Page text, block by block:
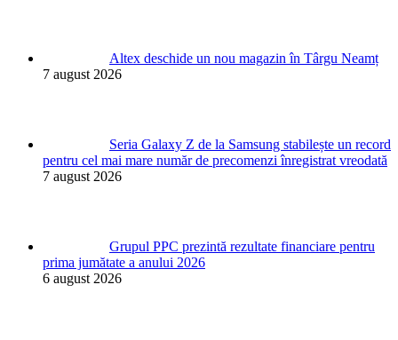
Altex deschide un nou magazin în Târgu Neamț
7 august 2026
Seria Galaxy Z de la Samsung stabilește un record
pentru cel mai mare număr de precomenzi înregistrat vreodată
7 august 2026
Grupul PPC prezintă rezultate financiare pentru
prima jumătate a anului 2026
6 august 2026